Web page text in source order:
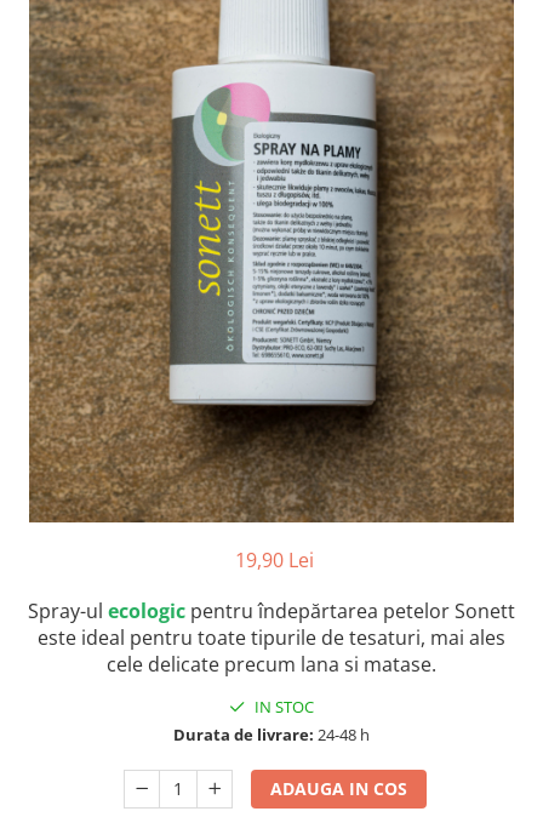
Botosei
Caciuli
Fulare si esarfe
Manusi
Saci de dormit bebe
Prosoape
Perii de par bebe
Camasi Barbati
Camasi baieti
Body-uri bebe
19,90 Lei
Spray-ul ecologic pentru îndepărtarea petelor Sonett
este ideal pentru toate tipurile de tesaturi, mai ales
cele delicate precum lana si matase.
IN STOC
Durata de livrare: 24-48 h
ADAUGA IN COS